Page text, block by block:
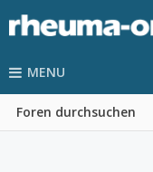
MENU
Foren durchsuchen